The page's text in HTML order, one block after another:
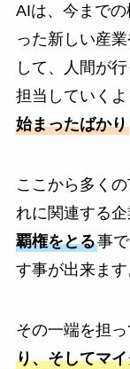
AIは、今まで
った新しい産
して、人間が
担当していく
始まったばかり
ここから多く
れに関連する
覇権をとる事
す事が出来ます
その一端を担
り、そしてマ